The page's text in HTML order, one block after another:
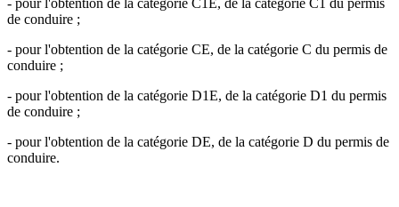
- pour l'obtention de la catégorie C1E, de la catégorie C1 du permis
de conduire ;
- pour l'obtention de la catégorie CE, de la catégorie C du permis de
conduire ;
- pour l'obtention de la catégorie D1E, de la catégorie D1 du permis
de conduire ;
- pour l'obtention de la catégorie DE, de la catégorie D du permis de
conduire.